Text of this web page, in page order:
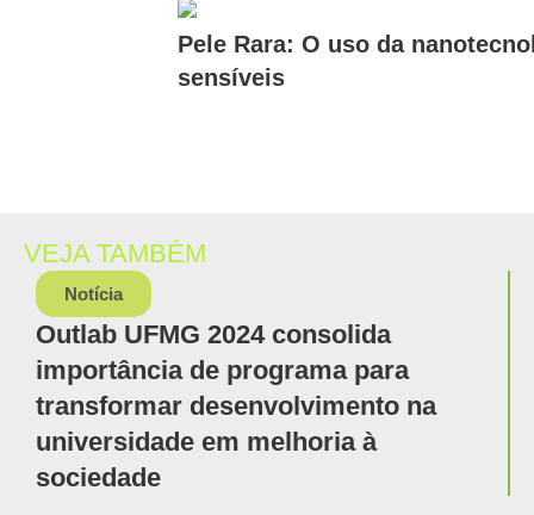
Pele Rara: O uso da
sensíveis
VEJA TAMBÉM
Notícia
Outlab UFMG 2024 consolida
importância de programa para
transformar desenvolvimento na
universidade em melhoria à
sociedade